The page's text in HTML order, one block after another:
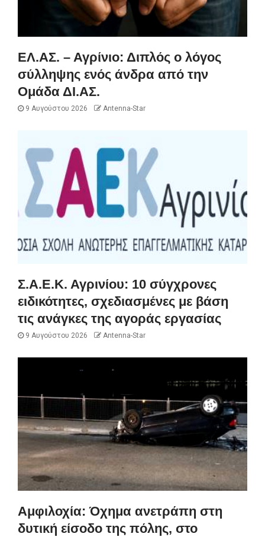
ΕΛ.ΑΣ. – Αγρίνιο: Διπλός ο λόγος
σύλληψης ενός άνδρα από την
Ομάδα ΔΙ.ΑΣ.
9 Αυγούστου 2026 Antenna-Star
Σ.Α.Ε.Κ. Αγρινίου: 10 σύγχρονες
ειδικότητες, σχεδιασμένες με βάση
τις ανάγκες της αγοράς εργασίας
9 Αυγούστου 2026 Antenna-Star
Αμφιλοχία: Όχημα ανετράπη στη
δυτική είσοδο της πόλης, στο